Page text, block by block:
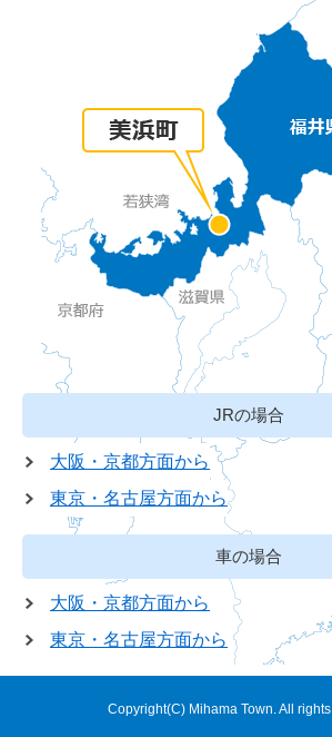
JRの場合
大阪・京都方面から
東京・名古屋方面から
車の場合
大阪・京都方面から
東京・名古屋方面から
Copyright(C) Mihama Town. All rights